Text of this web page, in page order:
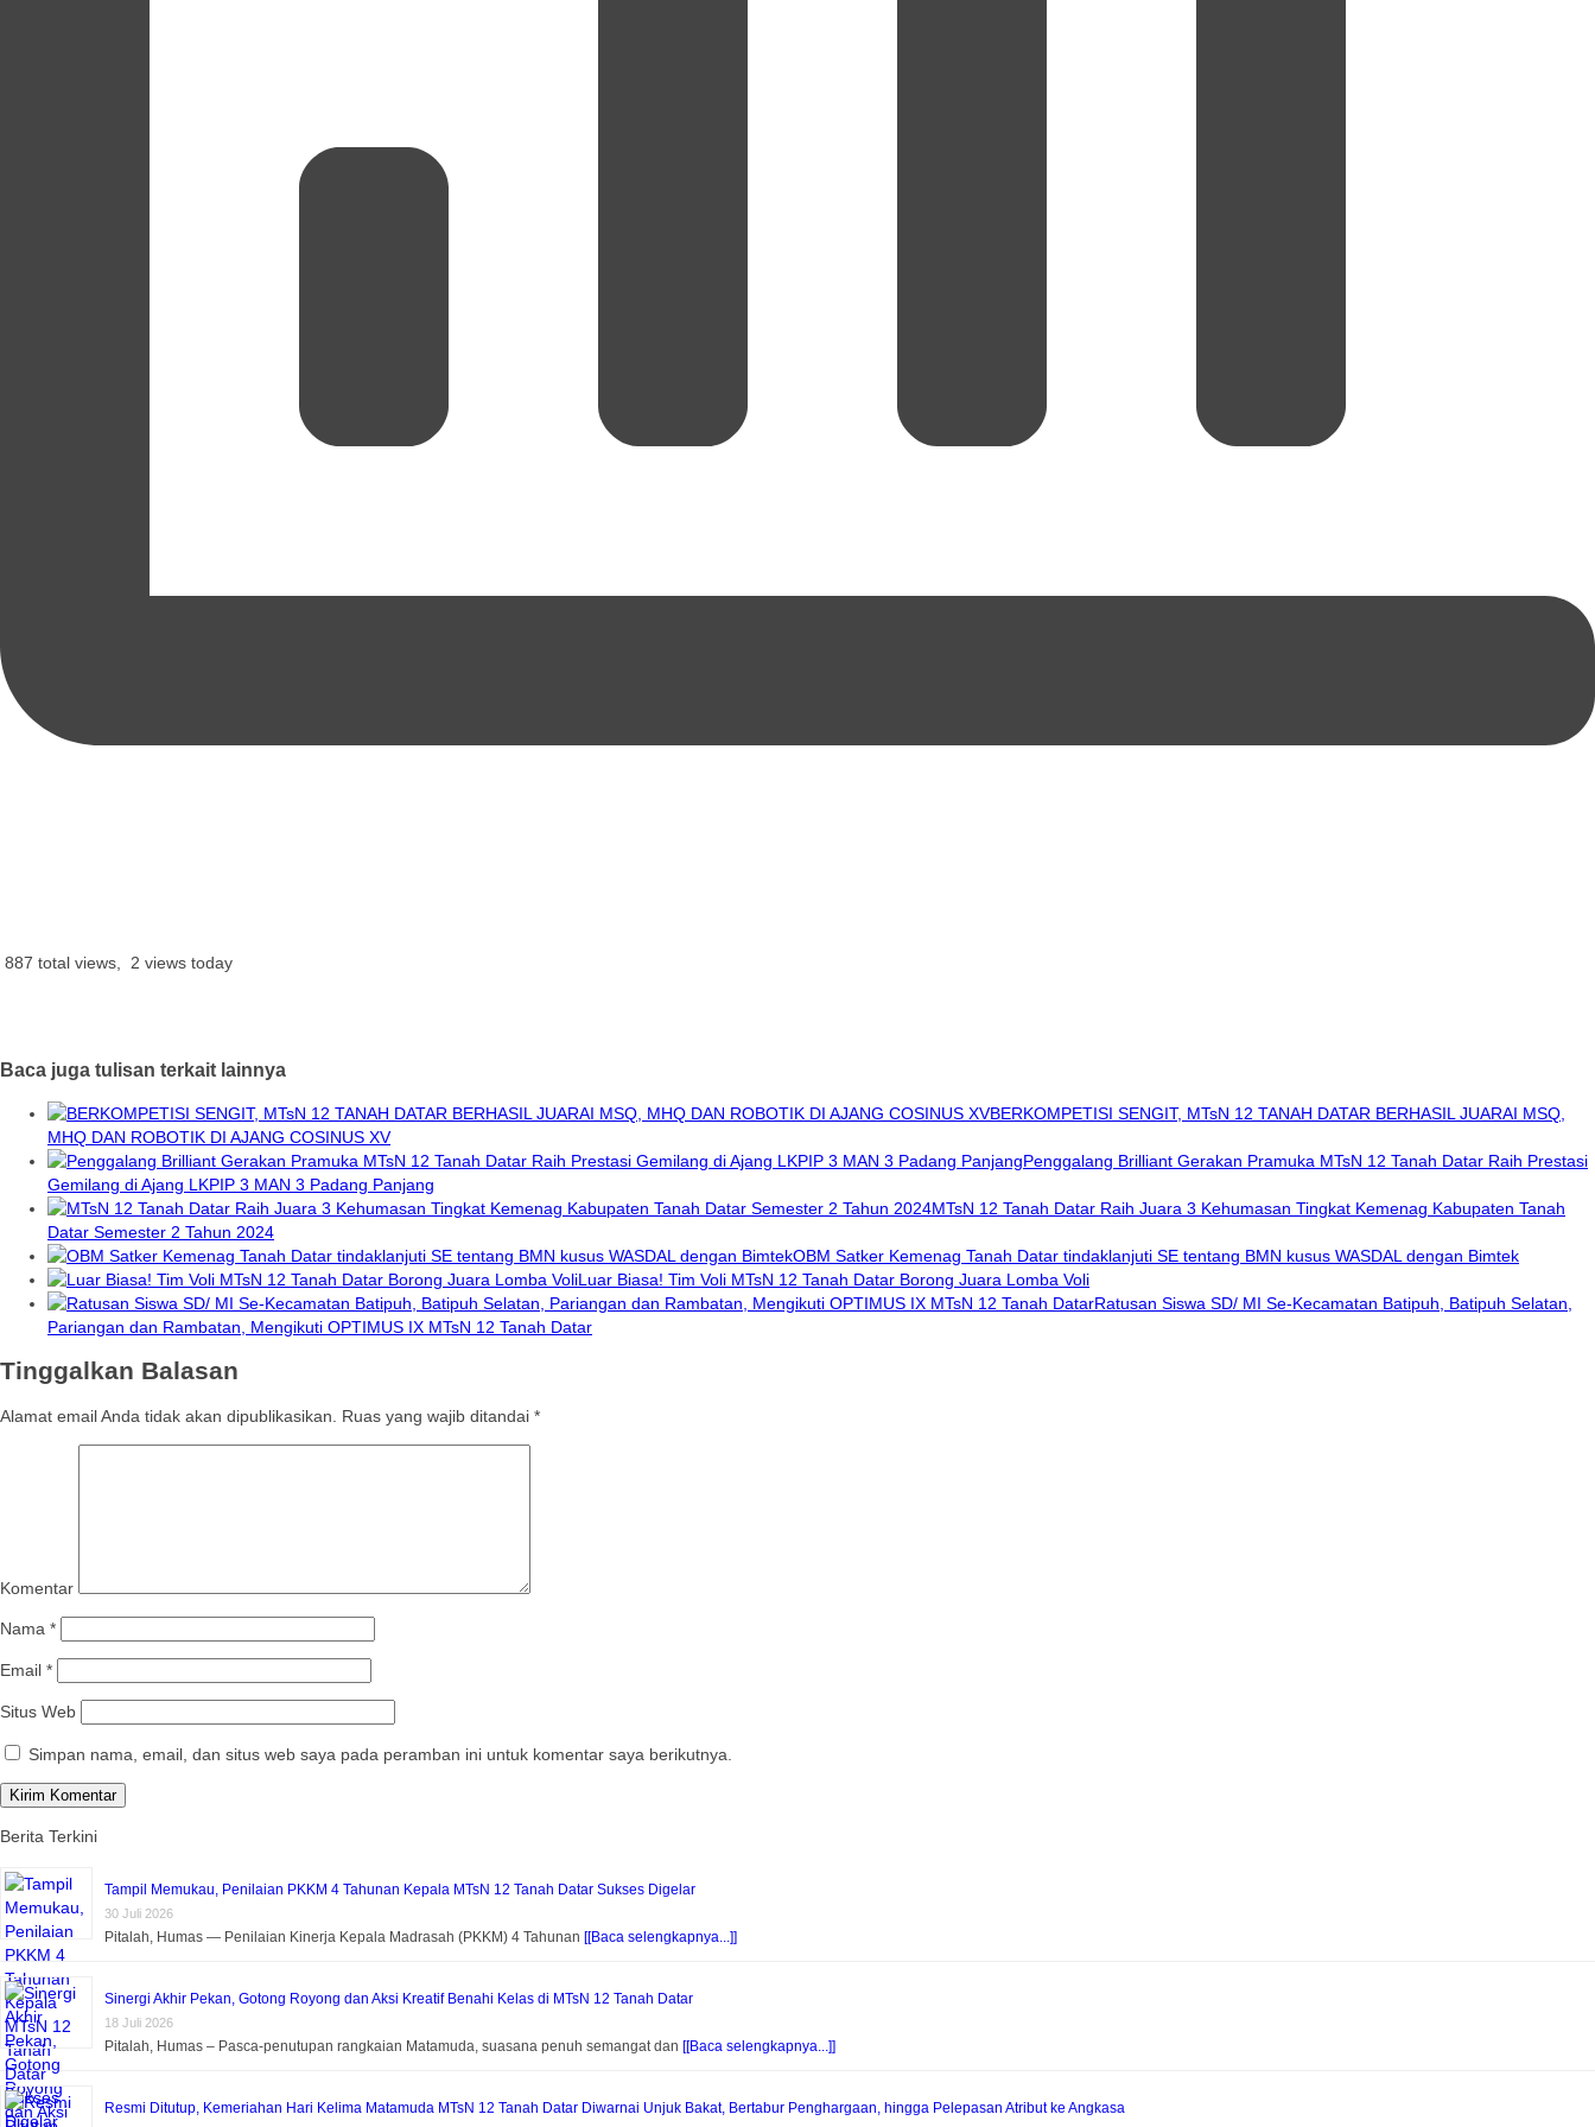
887 total views, 2 views today
Baca juga tulisan terkait lainnya
BERKOMPETISI SENGIT, MTsN 12 TANAH DATAR BERHASIL JUARAI MSQ,
MHQ DAN ROBOTIK DI AJANG COSINUS XV
Penggalang Brilliant Gerakan Pramuka MTsN 12 Tanah Datar Raih Prestasi
Gemilang di Ajang LKPIP 3 MAN 3 Padang Panjang
MTsN 12 Tanah Datar Raih Juara 3 Kehumasan Tingkat Kemenag Kabupaten Tanah
Datar Semester 2 Tahun 2024
OBM Satker Kemenag Tanah Datar tindaklanjuti SE tentang BMN kusus WASDAL dengan Bimtek
Luar Biasa! Tim Voli MTsN 12 Tanah Datar Borong Juara Lomba Voli
Ratusan Siswa SD/ MI Se-Kecamatan Batipuh, Batipuh Selatan,
Pariangan dan Rambatan, Mengikuti OPTIMUS IX MTsN 12 Tanah Datar
Tinggalkan Balasan
Alamat email Anda tidak akan dipublikasikan. Ruas yang wajib ditandai *
Komentar
Nama *
Email *
Situs Web
Simpan nama, email, dan situs web saya pada peramban ini untuk komentar saya berikutnya.
Berita Terkini
Tampil Memukau, Penilaian PKKM 4 Tahunan Kepala MTsN 12 Tanah Datar Sukses Digelar
30 Juli 2026
Pitalah, Humas — Penilaian Kinerja Kepala Madrasah (PKKM) 4 Tahunan [[Baca selengkapnya...]]
Sinergi Akhir Pekan, Gotong Royong dan Aksi Kreatif Benahi Kelas di MTsN 12 Tanah Datar
18 Juli 2026
Pitalah, Humas – Pasca-penutupan rangkaian Matamuda, suasana penuh semangat dan [[Baca selengkapnya...]]
Resmi Ditutup, Kemeriahan Hari Kelima Matamuda MTsN 12 Tanah Datar Diwarnai Unjuk Bakat, Bertabur Penghargaan, hingga Pelepasan Atribut ke Angkasa